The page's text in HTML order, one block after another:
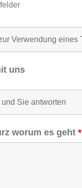
uns
worum es geht*